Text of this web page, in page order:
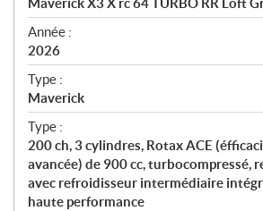
i
f
i
c
a
t
i
o
n
s
Maverick X3 X rc 64 TURBO RR Loft
Année :
2026
Type :
Maverick
Type :
200 ch, 3 cylindres, Rotax ACE
avancée) de 900 cc, turbocompressé,
avec refroidisseur intermédiaire
haute performance